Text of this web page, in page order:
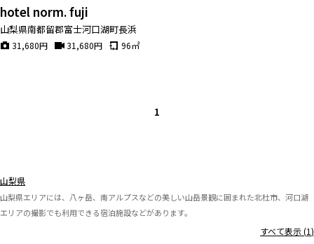
hotel norm. fuji
山梨県南都留郡富士河口湖町長浜
31,680円 31,680円 96㎡
1
山梨県
山梨県エリアには、八ヶ岳、南アルプスなどの美しい山岳景観に囲まれた北杜市、河口湖
エリアの撮影でも利用できる宿泊施設などがあります。
すべて表示 (1)